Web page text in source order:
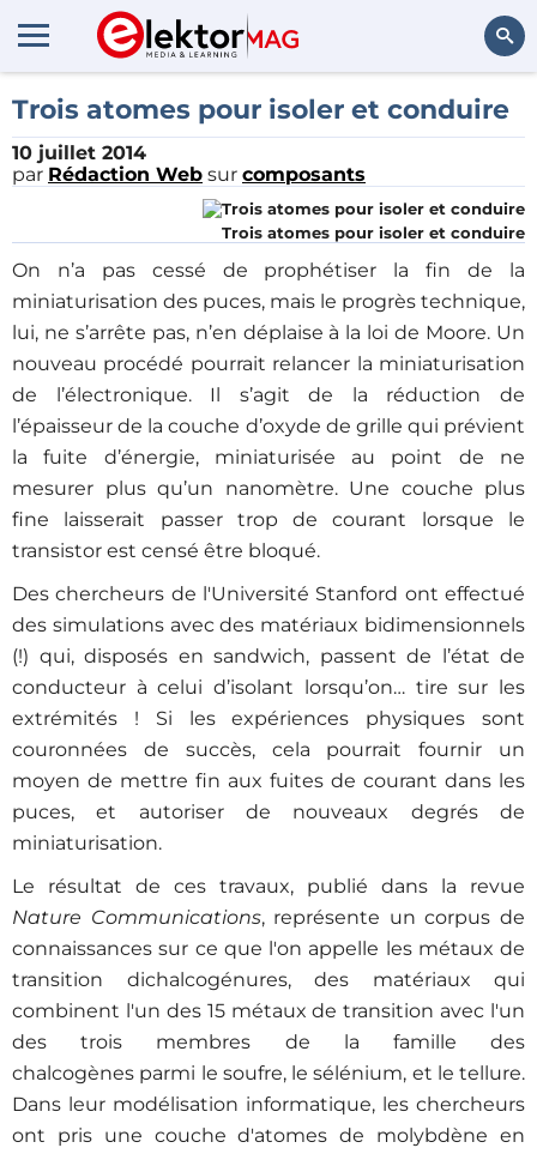
Rechercher
Trois atomes pour isoler et conduire
10 juillet 2014
par Rédaction Web sur composants
Trois atomes pour isoler et conduire
On n’a pas cessé de prophétiser la fin de la
miniaturisation des puces, mais le progrès technique,
lui, ne s’arrête pas, n’en déplaise à la loi de Moore. Un
nouveau procédé pourrait relancer la miniaturisation
de l’électronique. Il s’agit de la réduction de
l’épaisseur de la couche d’oxyde de grille qui prévient
la fuite d’énergie, miniaturisée au point de ne
mesurer plus qu’un nanomètre. Une couche plus
fine laisserait passer trop de courant lorsque le
transistor est censé être bloqué.
Des chercheurs de l'Université Stanford ont effectué
des simulations avec des matériaux bidimensionnels
(!) qui, disposés en sandwich, passent de l’état de
conducteur à celui d’isolant lorsqu’on… tire sur les
extrémités ! Si les expériences physiques sont
couronnées de succès, cela pourrait fournir un
moyen de mettre fin aux fuites de courant dans les
puces, et autoriser de nouveaux degrés de
miniaturisation.
Le résultat de ces travaux, publié dans la revue
Nature Communications, représente un corpus de
connaissances sur ce que l'on appelle les métaux de
transition dichalcogénures, des matériaux qui
combinent l'un des 15 métaux de transition avec l'un
des trois membres de la famille des
chalcogènes parmi le soufre, le sélénium, et le tellure.
Dans leur modélisation informatique, les chercheurs
ont pris une couche d'atomes de molybdène en